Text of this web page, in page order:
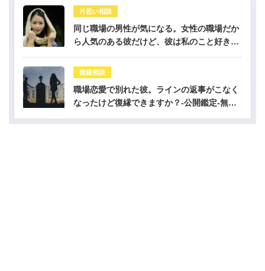
片思い相談
同じ職場の男性が気になる。女性の職場だか
ら人気のある彼だけど、彼は私のこと好き？-
復縁相談
職場恋愛で別れた彼。ラインの返事がこなく
なったけど復縁できますか？-公開鑑定-無料